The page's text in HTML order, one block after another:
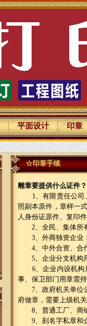
｜ 平面设计 ｜ 印章
☆印章手续
雕章要提供什么证件
1、有限责任公司、
照副本原件，章样一
人身份证原件、复印
2、全民、集体所有
3、外商独资企业：
4、中外合资、合作
5、企业分支机构用
6、企业内设机构用
事、保卫部门用章需
7、政府机关单位公
府做章，需要上级机
8、普通工厂、商铺
9、刻名字私章和企